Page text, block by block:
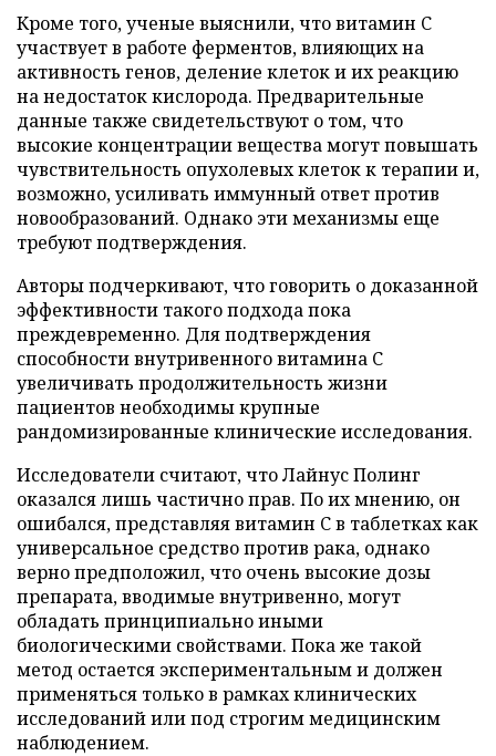
Кроме того, ученые выяснили, что витамин C
участвует в работе ферментов, влияющих на
активность генов, деление клеток и их реакцию
на недостаток кислорода. Предварительные
данные также свидетельствуют о том, что
высокие концентрации вещества могут повышать
чувствительность опухолевых клеток к терапии и,
возможно, усиливать иммунный ответ против
новообразований. Однако эти механизмы еще
требуют подтверждения.
Авторы подчеркивают, что говорить о доказанной
эффективности такого подхода пока
преждевременно. Для подтверждения
способности внутривенного витамина C
увеличивать продолжительность жизни
пациентов необходимы крупные
рандомизированные клинические исследования.
Исследователи считают, что Лайнус Полинг
оказался лишь частично прав. По их мнению, он
ошибался, представляя витамин C в таблетках как
универсальное средство против рака, однако
верно предположил, что очень высокие дозы
препарата, вводимые внутривенно, могут
обладать принципиально иными
биологическими свойствами. Пока же такой
метод остается экспериментальным и должен
применяться только в рамках клинических
исследований или под строгим медицинским
наблюдением.